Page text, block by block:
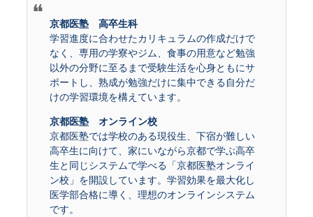
京都医塾 高卒生科
学習進度に合わせたカリキュラムの作成だけで
なく、専用の学寮やジム、食事の用意など勉強
以外の分野に至るまで受験生活を心身ともにサ
ポートし、熟成が勉強だけに集中できる自分だ
けの学習環境を構えています。
京都医塾 オンライン校
京都医塾では学校のある現役生、下宿が難しい
高卒生に向けて、家にいながら京都で学ぶ高卒
生と同じシステムで学べる「京都医塾オンライ
ン校」を開設しています。学習効果を最大化し
医学部合格に導く、理想のオンラインシステム
です。